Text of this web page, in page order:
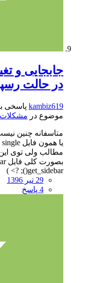
جابجایی و
در حالت
kambiz619 پاسخی
موضوع در مشکلات
متاسفانه چنین
مطالب ولی توی
get_sidebar(); ?> )
29 تیر 1396
4 پاسخ